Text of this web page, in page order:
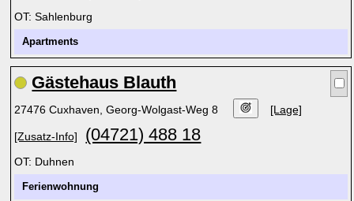
OT: Sahlenburg
Apartments
Gästehaus Blauth
27476 Cuxhaven, Georg-Wolgast-Weg 8 [Lage]
[Zusatz-Info] (04721) 488 18
OT: Duhnen
Ferienwohnung